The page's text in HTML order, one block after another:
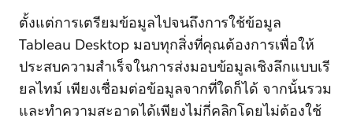
ตั้งแต่การเตรียมข้อมูลไปจนถึงการใช้ข้อมูล
Tableau Desktop มอบทุกสิ่งที่คุณต้องการเพื่อให้
ประสบความสำเร็จในการส่งมอบข้อมูลเชิงลึกแบบเรี
ยลไทม์ เพียงเชื่อมต่อข้อมูลจากที่ใดก็ได้ จากนั้นรวม
และทำความสะอาดได้เพียงไม่กี่คลิกโดยไม่ต้องใช้